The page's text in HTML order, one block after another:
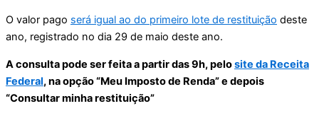
O valor pago será igual ao do primeiro lote de restituição deste
ano, registrado no dia 29 de maio deste ano.
A consulta pode ser feita a partir das 9h, pelosite da Receita
Federal, na opção “Meu Imposto de Renda” e depois
“Consultar minha restituição”